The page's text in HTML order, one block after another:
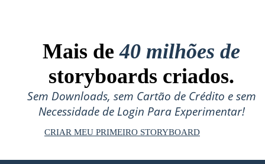
Mais de40 milhões de
storyboards criados.
Sem Downloads, sem Cartão de Crédito e sem
Necessidade de Login Para Experimentar!
CRIAR MEU PRIMEIRO STORYBOARD